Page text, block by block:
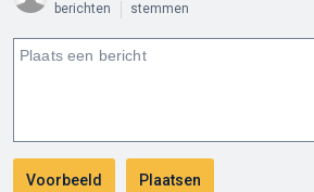
berichten stemmen